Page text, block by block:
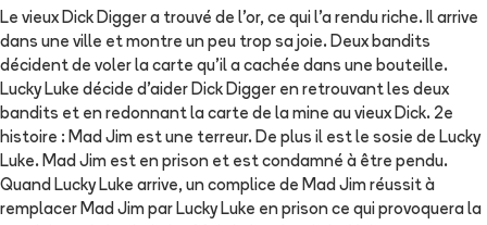
Le vieux Dick Digger a trouvé de l'or, ce qui l'a rendu riche. Il arrive
dans une ville et montre un peu trop sa joie. Deux bandits
décident de voler la carte qu'il a cachée dans une bouteille.
Lucky Luke décide d'aider Dick Digger en retrouvant les deux
bandits et en redonnant la carte de la mine au vieux Dick. 2e
histoire : Mad Jim est une terreur. De plus il est le sosie de Lucky
Luke. Mad Jim est en prison et est condamné à être pendu.
Quand Lucky Luke arrive, un complice de Mad Jim réussit à
remplacer Mad Jim par Lucky Luke en prison ce qui provoquera la